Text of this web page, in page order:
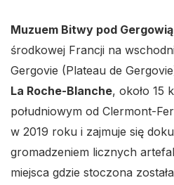
Muzuem Bitwy pod Gergowią
środkowej Francji na
Gergovie (Plateau de
La Roche-Blanche, około 15
południowym od Clermont-
w 2019 roku i zajmuje się
gromadzeniem licznych
miejsca gdzie stoczona